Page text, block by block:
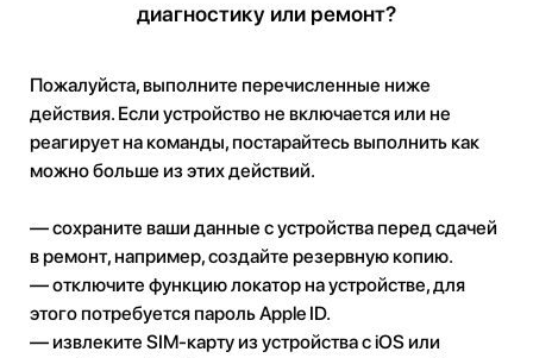
диагностику или ремонт?
Пожалуйста, выполните перечисленные ниже
действия. Если устройство не включается или не
реагирует на команды, постарайтесь выполнить как
можно больше из этих действий.
— сохраните ваши данные с устройства перед сдачей
в ремонт, например, создайте резервную копию.
— отключите функцию локатор на устройстве, для
этого потребуется пароль Apple ID.
— извлеките SIM-карту из устройства с iOS или